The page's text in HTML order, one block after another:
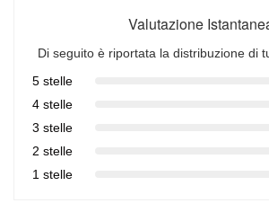
Valutazione
Di seguito è riportata la distribuzione di
5 stelle
4 stelle
3 stelle
2 stelle
1 stelle